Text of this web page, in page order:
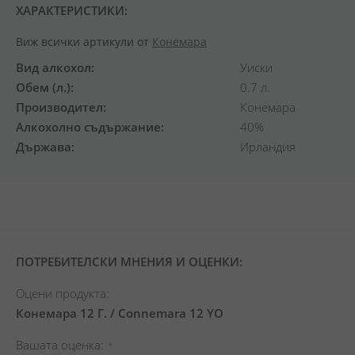
ХАРАКТЕРИСТИКИ:
Виж всички артикули от Конемара
Вид алкохол
Уиски
Обем (л.)
0.7 л.
Производител
Конемара
Алкохолно съдържание
40%
Държава
Ирландия
ПОТРЕБИТЕЛСКИ МНЕНИЯ И ОЦЕНКИ:
Оцени продукта:
Конемара 12 Г. / Connemara 12 YO
Вашата оценка